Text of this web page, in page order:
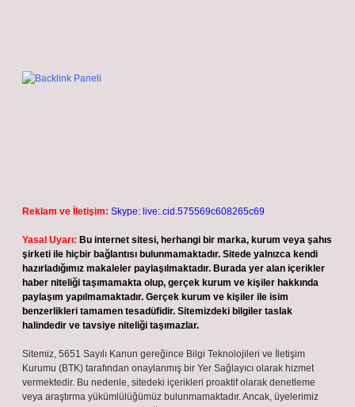
Reklam ve İletişim: Skype: live:.cid.575569c608265c69
Yasal Uyarı: Bu internet sitesi, herhangi bir marka, kurum veya şahıs
şirketi ile hiçbir bağlantısı bulunmamaktadır. Sitede yalnızca kendi
hazırladığımız makaleler paylaşılmaktadır. Burada yer alan içerikler
haber niteliği taşımamakta olup, gerçek kurum ve kişiler hakkında
paylaşım yapılmamaktadır. Gerçek kurum ve kişiler ile isim
benzerlikleri tamamen tesadüfidir. Sitemizdeki bilgiler taslak
halindedir ve tavsiye niteliği taşımazlar.
Sitemiz, 5651 Sayılı Kanun gereğince Bilgi Teknolojileri ve İletişim
Kurumu (BTK) tarafından onaylanmış bir Yer Sağlayıcı olarak hizmet
vermektedir. Bu nedenle, sitedeki içerikleri proaktif olarak denetleme
veya araştırma yükümlülüğümüz bulunmamaktadır. Ancak, üyelerimiz